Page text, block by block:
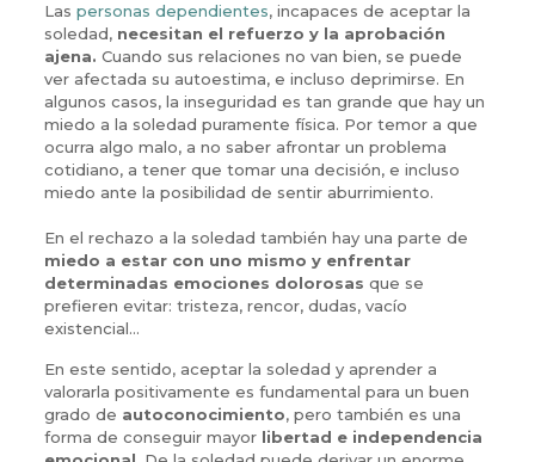
Las personas dependientes, incapaces de aceptar la
soledad, necesitan el refuerzo y la aprobación
ajena. Cuando sus relaciones no van bien, se puede
ver afectada su autoestima, e incluso deprimirse. En
algunos casos, la inseguridad es tan grande que hay un
miedo a la soledad puramente física. Por temor a que
ocurra algo malo, a no saber afrontar un problema
cotidiano, a tener que tomar una decisión, e incluso
miedo ante la posibilidad de sentir aburrimiento.
En el rechazo a la soledad también hay una parte de
miedo a estar con uno mismo y enfrentar
determinadas emociones dolorosas que se
prefieren evitar: tristeza, rencor, dudas, vacío
existencial…
En este sentido, aceptar la soledad y aprender a
valorarla positivamente es fundamental para un buen
grado de autoconocimiento, pero también es una
forma de conseguir mayor libertad e independencia